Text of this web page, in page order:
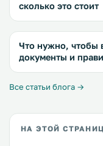
сколько это стоит
Что нужно, чтобы
документы и
Все статьи блога →
НА ЭТОЙ